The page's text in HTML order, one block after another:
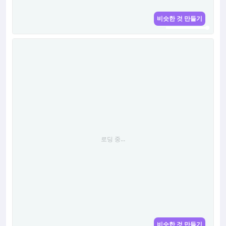
로딩 중...
비슷한 것 만들기
로딩 중...
비슷한 것 만들기